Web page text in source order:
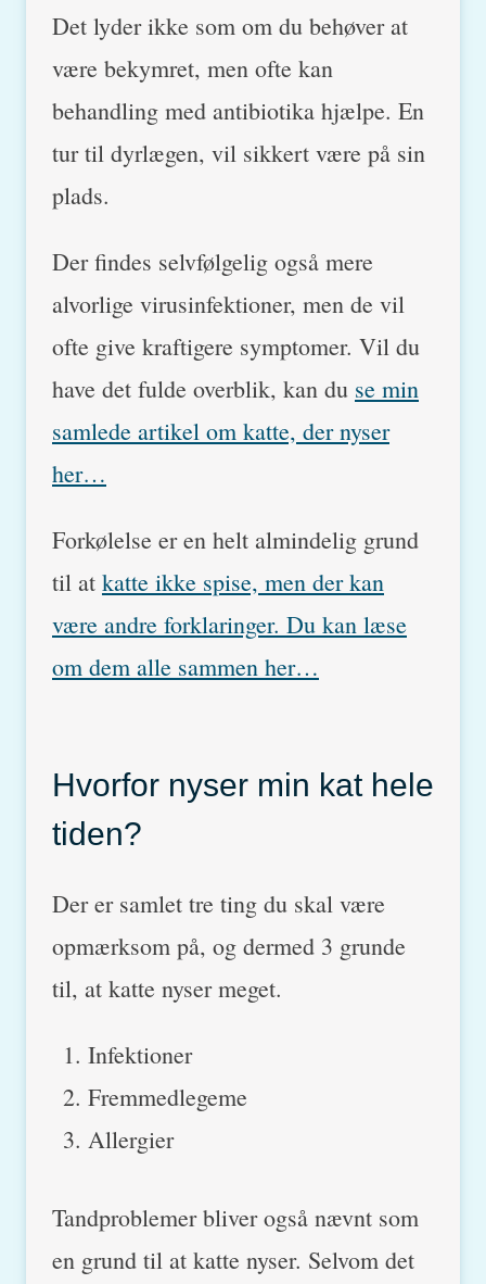
Det lyder ikke som om du behøver at
være bekymret, men ofte kan
behandling med antibiotika hjælpe. En
tur til dyrlægen, vil sikkert være på sin
plads.
Der findes selvfølgelig også mere
alvorlige virusinfektioner, men de vil
ofte give kraftigere symptomer. Vil du
have det fulde overblik, kan du se min
samlede artikel om katte, der nyser
her…
Forkølelse er en helt almindelig grund
til at katte ikke spise, men der kan
være andre forklaringer. Du kan læse
om dem alle sammen her…
Hvorfor nyser min kat hele
tiden?
Der er samlet tre ting du skal være
opmærksom på, og dermed 3 grunde
til, at katte nyser meget.
Infektioner
Fremmedlegeme
Allergier
Tandproblemer bliver også nævnt som
en grund til at katte nyser. Selvom det